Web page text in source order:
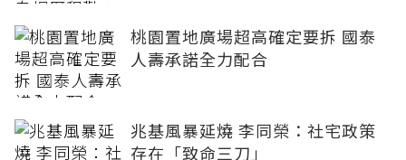
桃園置地廣場超高確定要拆 國泰
人壽承諾全力配合
兆基風暴延燒 李同榮：社宅政策
存在「致命三刀」